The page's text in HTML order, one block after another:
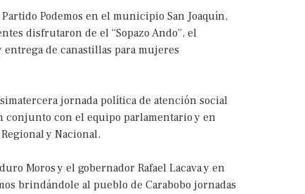
Podemos en el municipio San Joaquín,
disfrutaron de el “Sopazo Ando”, el
entrega de canastillas para mujeres
jornada política de atención social
conjunto con el equipo parlamentario y en
y Nacional.
Moros y el gobernador Rafael Lacava y en
brindándole al pueblo de Carabobo jornadas